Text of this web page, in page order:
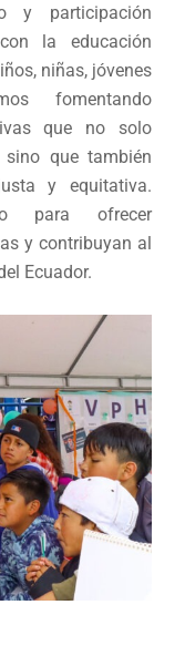
y participación
la educación
niñas, jóvenes
fomentando
que no solo
sino que también
y equitativa.
para ofrecer
y contribuyan al
Ecuador.